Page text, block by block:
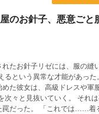
のお針子、悪意ごと
れたお針子リゼには、服の縫
いう異常な才能があった。 師匠に捨てられ王
めた彼女は、高級ドレスや軍
抜いていく。 それは事故ではなく、誰かが
では……着る人がかわいそうで